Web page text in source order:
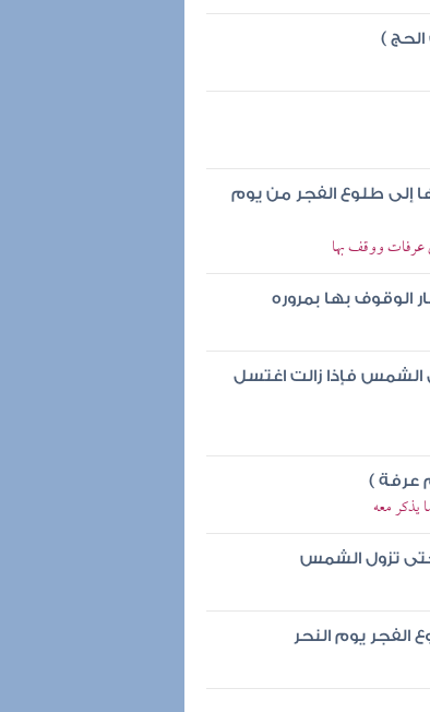
)
إلى طلوع الفجر من يوم
عرفات ووقف بها
الوقوف بها بمروره
الشمس فإذا زالت اغتسل
عرفة )
يذكر معه
تزول الشمس
يوم النحر